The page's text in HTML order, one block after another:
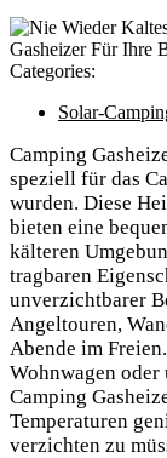
Categories:
Solar-
Camping
speziell für das
wurden. Diese
bieten eine
kälteren
tragbaren
unverzichtbarer
Angeltouren,
Abende im
Wohnwagen
Camping
Temperaturen
verzichten zu